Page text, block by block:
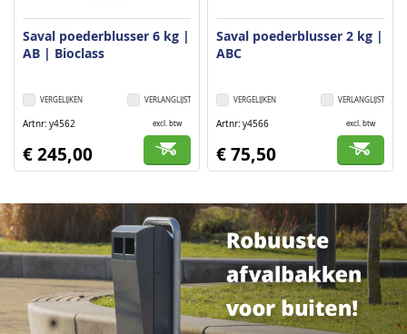
Saval poederblusser 6 kg |
AB | Bioclass
VERLANGLIJST
VERGELIJKEN
Artnr y4562 excl. btw
€ 245,00
Saval poederblusser 2 kg |
ABC
VERLANGLIJST
VERGELIJKEN
Artnr y4566 excl. btw
€ 75,50